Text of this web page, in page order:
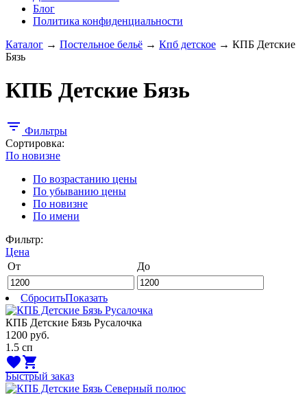
Блог
Политика конфиденциальности
Каталог → Постельное бельё → Кпб детское → КПБ Детские
Бязь
КПБ Детские Бязь
filter_list Фильтры
Сортировка:
По новизне
По возрастанию цены
По убыванию цены
По новизне
По имени
Фильтр:
Цена
От
До
СброситьПоказать
КПБ Детские Бязь Русалочка
1200 руб.
1.5 сп
favoriteshopping_cart
Быстрый заказ